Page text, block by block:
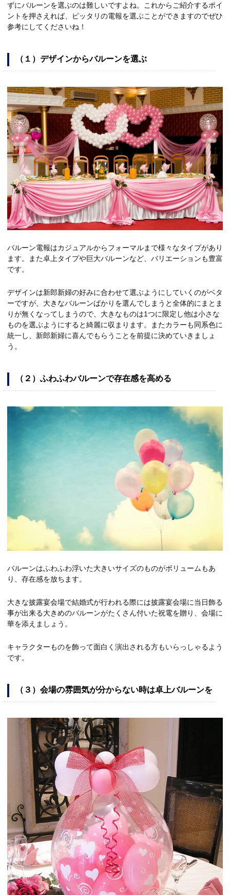
ずにバルーンを選ぶのは難しいですよね。これからご紹介するポイ
ントを押さえれば、ピッタリの電報を選ぶことができますのでぜひ
参考にしてくださいね！
（１）デザインからバルーンを選ぶ
バルーン電報はカジュアルからフォーマルまで様々なタイプがあり
ます。また卓上タイプや巨大バルーンなど、バリエーションも豊富
です。
デザインは新郎新婦の好みに合わせて選ぶようにしていくのがベタ
ーですが、大きなバルーンばかりを選んでしまうと全体的にまとま
りが無くなってしまうので、大きなものは1つに限定し他は小さな
ものを選ぶようにすると綺麗に収まります。またカラーも同系色に
統一し、新郎新婦に喜んでもらうことを前提に決めていきましょ
う。
（２）ふわふわバルーンで存在感を高める
バルーンはふわふわ浮いた大きいサイズのものがボリュームもあ
り、存在感を放ちます。
大きな披露宴会場で結婚式が行われる際には披露宴会場に当日飾る
事が出来る大きめのバルーンがたくさん付いた祝電を贈り、会場に
華を添えましょう。
キャラクターものを飾って面白く演出される方もいらっしゃるよう
です。
（３）会場の雰囲気が分からない時は卓上バルーンを